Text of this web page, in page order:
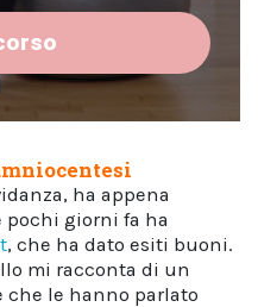
ha appena
pochi giorni fa ha
, che ha dato esiti buoni.
mi racconta di un
le hanno parlato